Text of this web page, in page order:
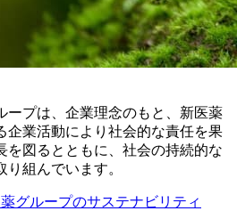
ープは、企業理念のもと、新医薬
企業活動により社会的な責任を果
を図るとともに、社会の持続的な
組んでいます。
グループのサステナビリティ